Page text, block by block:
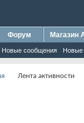
Новые сообщения Новые
Форум Магазин
Лента активности